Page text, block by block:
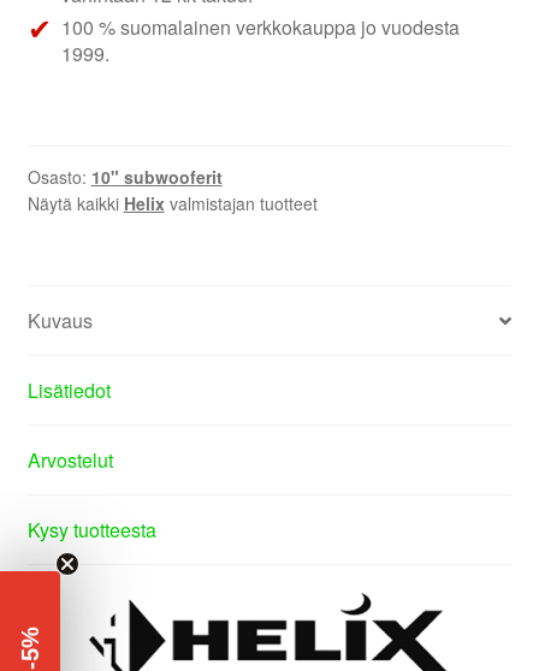
100 % suomalainen verkkokauppa jo vuodesta
1999.
Osasto: 10" subwooferit
Näytä kaikki Helix valmistajan tuotteet
Kuvaus
Lisätiedot
Arvostelut
Kysy tuotteesta
-5%